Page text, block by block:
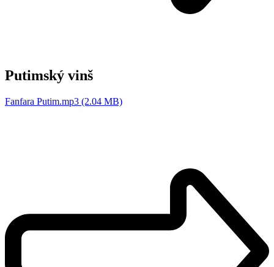
Putimský vinš
Fanfara Putim.mp3 (2.04 MB)